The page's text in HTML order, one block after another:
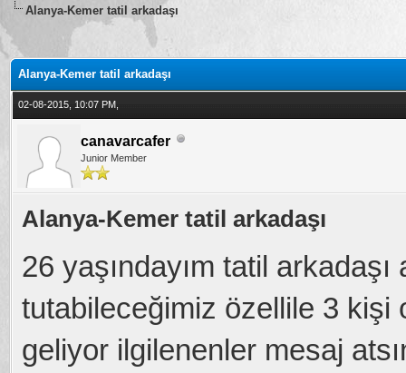
Alanya-Kemer tatil arkadaşı
0
Alanya-Kemer tatil arkadaşı
02-08-2015, 10:07 PM,
canavarcafer
Junior Member
Alanya-Kemer tatil arkadaşı
26 yaşındayım tatil
tutabileceğimiz özellile 3 kişi
geliyor ilgilenenler mesaj